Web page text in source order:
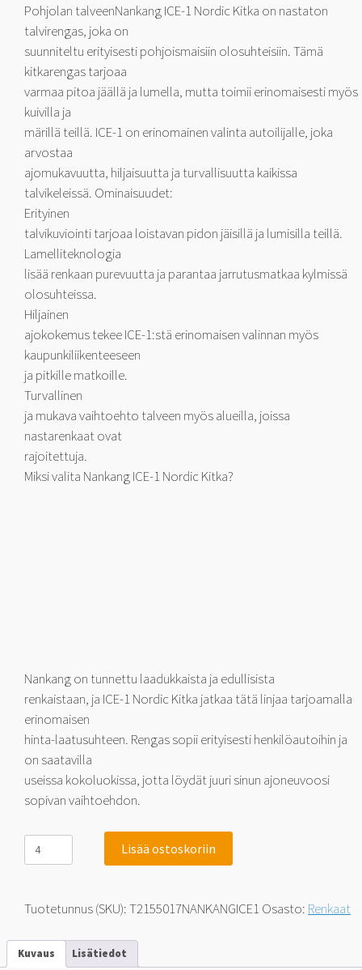
Pohjolan talveenNankang ICE-1 Nordic Kitka on nastaton
talvirengas, joka on
suunniteltu erityisesti pohjoismaisiin olosuhteisiin. Tämä
kitkarengas tarjoaa
varmaa pitoa jäällä ja lumella, mutta toimii erinomaisesti myös
kuivilla ja
märillä teillä. ICE-1 on erinomainen valinta autoilijalle, joka
arvostaa
ajomukavuutta, hiljaisuutta ja turvallisuutta kaikissa
talvikeleissä. Ominaisuudet:
Erityinen
talvikuviointi tarjoaa loistavan pidon jäisillä ja lumisilla teillä.
Lamelliteknologia
lisää renkaan purevuutta ja parantaa jarrutusmatkaa kylmissä
olosuhteissa.
Hiljainen
ajokokemus tekee ICE-1:stä erinomaisen valinnan myös
kaupunkiliikenteeseen
ja pitkille matkoille.
Turvallinen
ja mukava vaihtoehto talveen myös alueilla, joissa
nastarenkaat ovat
rajoitettuja.
Miksi valita Nankang ICE-1 Nordic Kitka?
Nankang on tunnettu laadukkaista ja edullisista
renkaistaan, ja ICE-1 Nordic Kitka jatkaa tätä linjaa tarjoamalla
erinomaisen
hinta-laatusuhteen. Rengas sopii erityisesti henkilöautoihin ja
on saatavilla
useissa kokoluokissa, jotta löydät juuri sinun ajoneuvoosi
sopivan vaihtoehdon.
Nankang
ICE-
1
17
määrä
Lisää ostoskoriin
Tuotetunnus (SKU):T2155017NANKANGICE1 Osasto: Renkaat
Kuvaus Lisätiedot